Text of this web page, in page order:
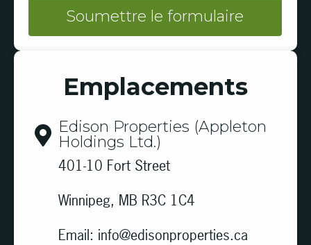
Soumettre le formulaire
Emplacements
Edison Properties (Appleton
Holdings Ltd.)
401-10 Fort Street
Winnipeg, MB R3C 1C4
Email: info@edisonproperties.ca